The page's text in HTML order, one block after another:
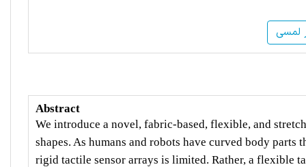
لمسی
Abstract
We introduce a novel, fabric-based, flexible, and
shapes. As humans and robots have curved body
rigid tactile sensor arrays is limited. Rather, a flexible